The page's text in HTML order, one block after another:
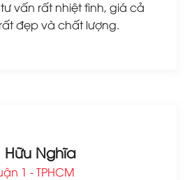
vấn rất nhiệt tình, giá cả
đẹp và chất lượng.
Hữu Nghĩa
1 - TPHCM